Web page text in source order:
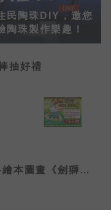
民陶珠DIY，邀您
陶珠製作樂趣！
抽好禮
本圖畫《劍獅出